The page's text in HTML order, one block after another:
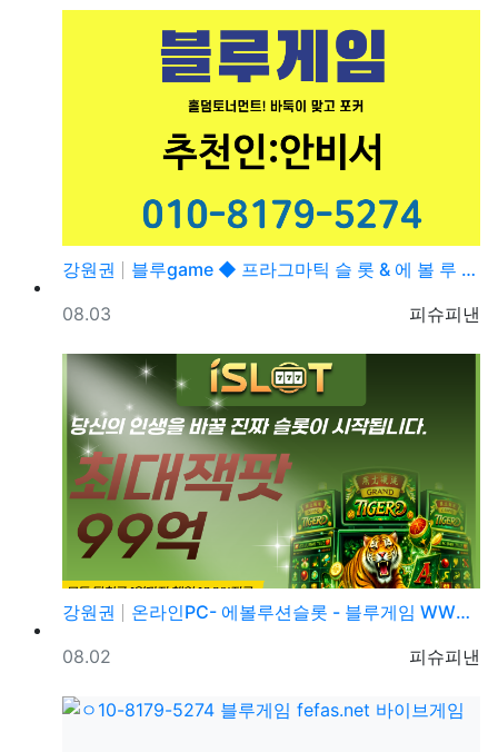
강원권
블루game ◆ 프라그마틱 슬 롯 & 에 볼 루 션 ◆…
등록자
피슈피낸
등록일
08.03
강원권
온라인PC- 에볼루션슬롯 - 블루게임 WWW.fefas…
등록자
피슈피낸
등록일
08.02